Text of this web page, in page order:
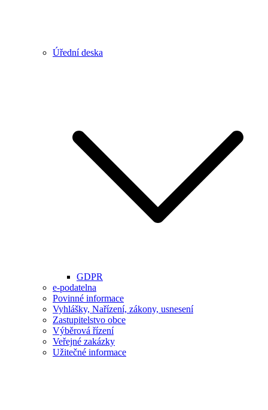
Úřední deska
GDPR
e-podatelna
Povinné informace
Vyhlášky, Nařízení, zákony, usnesení
Zastupitelstvo obce
Výběrová řízení
Veřejné zakázky
Užitečné informace